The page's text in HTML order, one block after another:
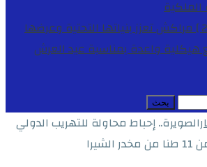
مراكش تعزز بنياتها التحتية وعرضها
هيكلية واعدة بمناسبة عيد العرش
الصويرة.. إحباط محاولة للتهريب الدولي